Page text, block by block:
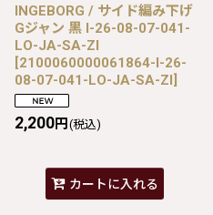
INGEBORG / サイド編み下げ
Gジャン 黒 I-26-08-07-041-
LO-JA-SA-ZI
[2100060000061864-I-26-
08-07-041-LO-JA-SA-ZI]
2,200円 (税込)
カートに入れる